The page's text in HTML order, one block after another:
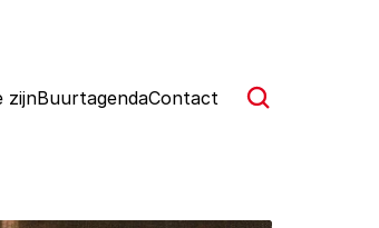
zijnBuurtagendaContact